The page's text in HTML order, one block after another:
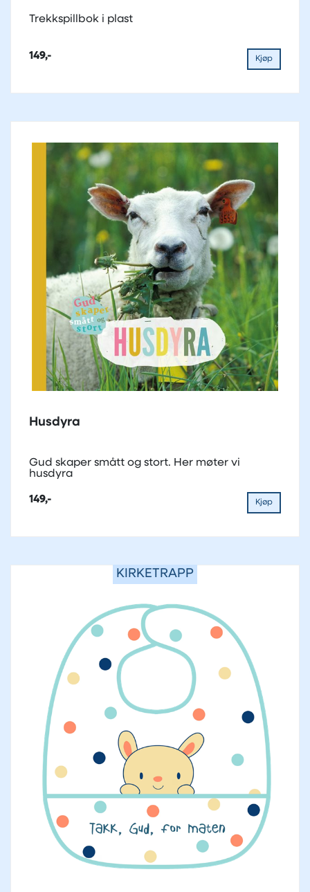
Trekkspillbok i plast
149,- Kjøp
Husdyra
Gud skaper smått og stort. Her møter vi
husdyra
149,- Kjøp
KIRKETRAPP